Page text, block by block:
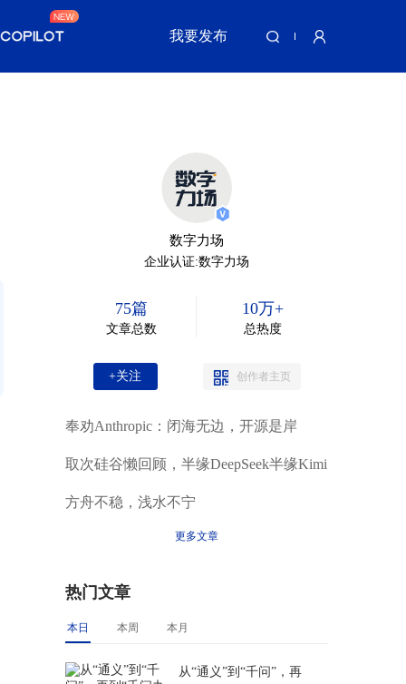
我要发布
数字力场
企业认证:数字力场
75篇
文章总数
10万+
总热度
+关注 创作者主页
奉劝Anthropic：闭海无边，开源是岸
取次硅谷懒回顾，半缘DeepSeek半缘Kimi
方舟不稳，浅水不宁
更多文章
热门文章
本日 本周 本月
从“通义”到“千问”，再